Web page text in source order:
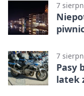
7
7
Pasy
latek